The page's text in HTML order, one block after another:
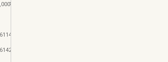
（2×4